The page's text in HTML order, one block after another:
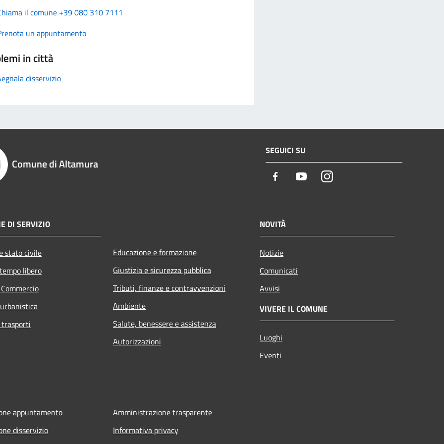
il comune +39 080 310 7111
un appuntamento
in città
disservizio
Comune di Altamura
SEGUICI SU
Facebook YoutubeInstagram
DI SERVIZIO
stato civile
libero
Educazione e formazione
Giustizia e sicurezza pubblica
Tributi, finanze e contravvenzioni
Ambiente
Salute, benessere e assistenza
Autorizzazioni
NOVITÀ
Notizie
Comunicati
Avvisi
VIVERE IL COMUNE
Luoghi
Eventi
appuntamento
disservizio
Amministrazione trasparente
Informativa privacy